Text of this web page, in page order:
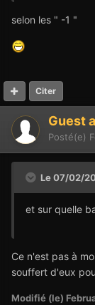
selon les " -1 "
Citer
Guest
Posté(e)
Le 07/02/
et sur quelle
Ce n'est pas à
souffert d'eux
Modifié (le)